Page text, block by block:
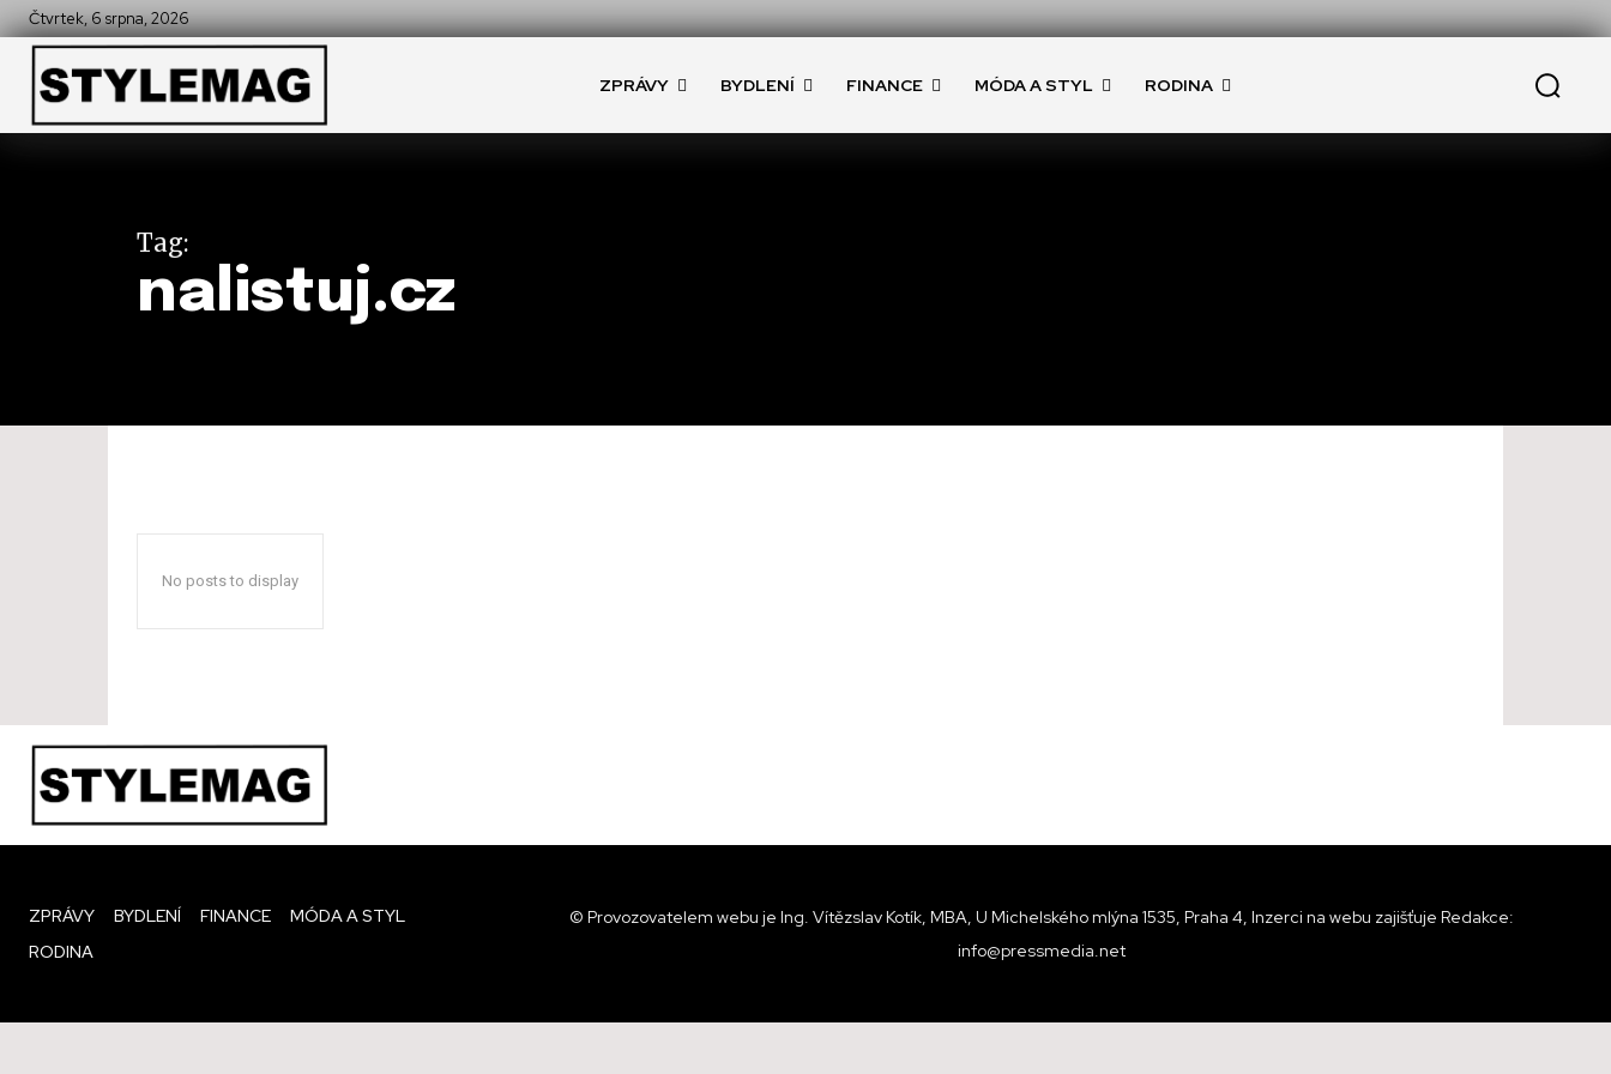
Čtvrtek, 6 srpna, 2026
ZPRÁVY BYDLENÍ FINANCE MÓDA A STYL RODINA
Tag:
nalistuj.cz
No posts to display
ZPRÁVY BYDLENÍ FINANCE
MÓDA A STYL
RODINA
© Provozovatelem webu je Ing. Vítězslav Kotík, MBA, U Michelského mlýna 1535, Praha 4, Inzerci na webu zajišťuje Redakce:
info@pressmedia.net